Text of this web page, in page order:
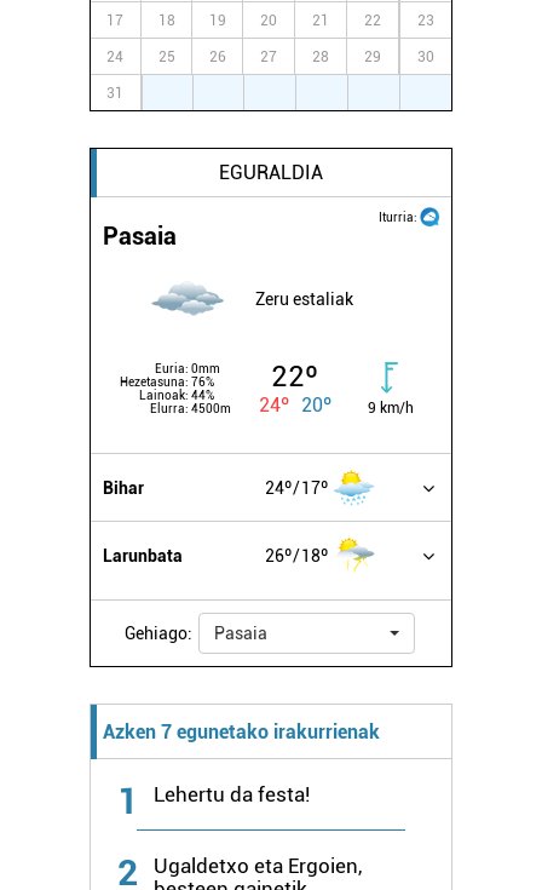
17 18 19 20 21 22 23
24 25 26 27 28 29 30
31
EGURALDIA
Iturria:
Pasaia
Zeru estaliak
Euria: 0mm
Hezetasuna: 76%
Lainoak: 44%
Elurra: 4500m
22º
24º 20º 9 km/h
Bihar 24º 17º
Larunbata 26º 18º
Gehiago: Pasaia
Azken 7 egunetako irakurrienak
1 Lehertu da festa!
2
Ugaldetxo eta Ergoien,